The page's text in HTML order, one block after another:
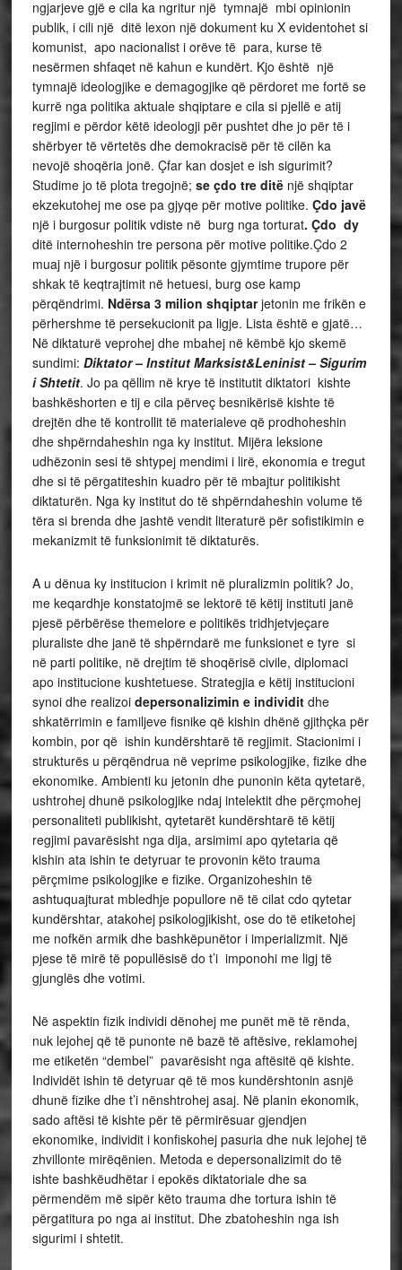
ngjarjeve gjë e cila ka ngritur një tymnajë mbi opinionin
publik, i cili një ditë lexon një dokument ku X evidentohet si
komunist, apo nacionalist i orëve të para, kurse të
nesërmen shfaqet në kahun e kundërt. Kjo është një
tymnajë ideologjike e demagogjike që përdoret me fortë se
kurrë nga politika aktuale shqiptare e cila si pjellë e atij
regjimi e përdor këtë ideologji për pushtet dhe jo për të i
shërbyer të vërtetës dhe demokracisë për të cilën ka
nevojë shoqëria jonë. Çfar kan dosjet e ish sigurimit?
Studime jo të plota tregojnë; se çdo tre ditënjë shqiptar
ekzekutohej me ose pa gjyqe për motive politike. Çdo javë
një i burgosur politik vdiste në burg nga torturat. Çdo dy
ditë internoheshin tre persona për motive politike.Çdo 2
muaj një i burgosur politik pësonte gjymtime trupore për
shkak të keqtrajtimit në hetuesi, burg ose kamp
përqëndrimi. Ndërsa 3 milion shqiptarjetonin me frikën e
përhershme të persekucionit pa ligje. Lista është e gjatë…
Në diktaturë veprohej dhe mbahej në këmbë kjo skemë
sundimi: Diktator – Institut Marksist&Leninist – Sigurim
i Shtetit. Jo pa qëllim në krye të institutit diktatori kishte
bashkëshorten e tij e cila përveç besnikërisë kishte të
drejtën dhe të kontrollit të materialeve që prodhoheshin
dhe shpërndaheshin nga ky institut. Mijëra leksione
udhëzonin sesi të shtypej mendimi i lirë, ekonomia e tregut
dhe si të përgatiteshin kuadro për të mbajtur politikisht
diktaturën. Nga ky institut do të shpërndaheshin volume të
tëra si brenda dhe jashtë vendit literaturë për sofistikimin e
mekanizmit të funksionimit të diktaturës.
A u dënua ky institucion i krimit në pluralizmin politik? Jo,
me keqardhje konstatojmë se lektorë të këtij instituti janë
pjesë përbërëse themelore e politikës tridhjetvjeçare
pluraliste dhe janë të shpërndarë me funksionet e tyre si
në parti politike, në drejtim të shoqërisë civile, diplomaci
apo institucione kushtetuese. Strategjia e këtij institucioni
synoi dhe realizoi depersonalizimin e individitdhe
shkatërrimin e familjeve fisnike që kishin dhënë gjithçka për
kombin, por që ishin kundërshtarë të regjimit. Stacionimi i
strukturës u përqëndrua në veprime psikologjike, fizike dhe
ekonomike. Ambienti ku jetonin dhe punonin këta qytetarë,
ushtrohej dhunë psikologjike ndaj intelektit dhe përçmohej
personaliteti publikisht, qytetarët kundërshtarë të këtij
regjimi pavarësisht nga dija, arsimimi apo qytetaria që
kishin ata ishin te detyruar te provonin këto trauma
përçmime psikologjike e fizike. Organizoheshin të
ashtuquajturat mbledhje popullore në të cilat cdo qytetar
kundërshtar, atakohej psikologjikisht, ose do të etiketohej
me nofkën armik dhe bashkëpunëtor i imperializmit. Një
pjese të mirë të popullësisë do t’i imponohi me ligj të
gjunglës dhe votimi.
Në aspektin fizik individi dënohej me punët më të rënda,
nuk lejohej që të punonte në bazë të aftësive, reklamohej
me etiketën “dembel” pavarësisht nga aftësitë që kishte.
Individët ishin të detyruar që të mos kundërshtonin asnjë
dhunë fizike dhe t’i nënshtrohej asaj. Në planin ekonomik,
sado aftësi të kishte për të përmirësuar gjendjen
ekonomike, individit i konfiskohej pasuria dhe nuk lejohej të
zhvillonte mirëqënien. Metoda e depersonalizimit do të
ishte bashkëudhëtar i epokës diktatoriale dhe sa
përmendëm më sipër këto trauma dhe tortura ishin të
përgatitura po nga ai institut. Dhe zbatoheshin nga ish
sigurimi i shtetit.